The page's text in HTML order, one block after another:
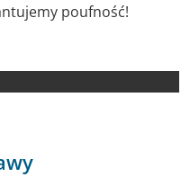
poufność!